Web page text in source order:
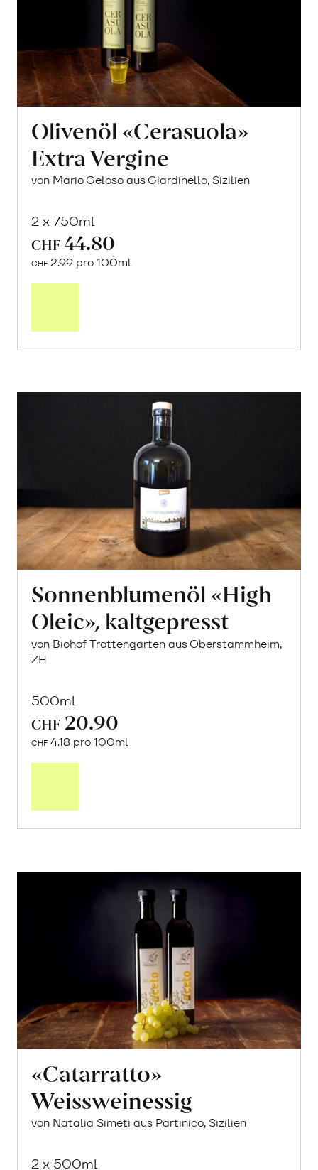
Olivenöl «Cerasuola»
Extra Vergine
von Mario Geloso aus Giardinello, Sizilien
2 x 750ml
CHF 44.80
CHF 2.99 pro 100ml
Sonnenblumenöl «High
Oleic», kaltgepresst
von Biohof Trottengarten aus Oberstammheim,
ZH
500ml
CHF 20.90
CHF 4.18 pro 100ml
«Catarratto»
Weissweinessig
von Natalia Simeti aus Partinico, Sizilien
2 x 500ml